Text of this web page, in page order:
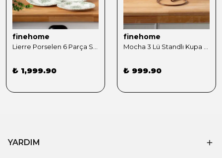
finehome
₺ 1,999.90
finehome
₺ 999.90
YARDIM